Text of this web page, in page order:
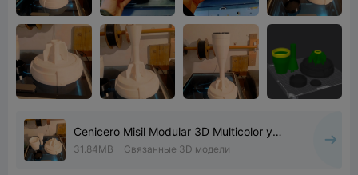
Cenicero Misil Modular 3D Multicolor y
Estándar 3MF
31.84MB Связанные 3D модели